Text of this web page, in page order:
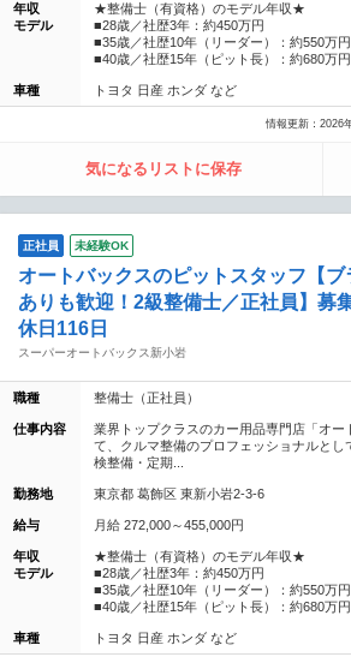
年収
モデル
★整備士（有資格）のモデル年収★
■28歳／社歴3年：約450万円
■35歳／社歴10年（リーダー）：約550万円
■40歳／社歴15年（ピット長）：約680万円
車種 トヨタ 日産 ホンダ など
情報更新：2026
気になるリストに保存
正社員 未経験OK
オートバックスのピットスタッフ【ブ
ありも歓迎！2級整備士／正社員】募
休日116日
スーパーオートバックス新小岩
職種 整備士（正社員）
仕事内容
業界トップクラスのカー用品専門店「オー
て、クルマ整備のプロフェッショナルとし
検整備・定期...
勤務地 東京都 葛飾区 東新小岩2-3-6
給与 月給 272,000～455,000円
年収
モデル
★整備士（有資格）のモデル年収★
■28歳／社歴3年：約450万円
■35歳／社歴10年（リーダー）：約550万円
■40歳／社歴15年（ピット長）：約680万円
車種 トヨタ 日産 ホンダ など